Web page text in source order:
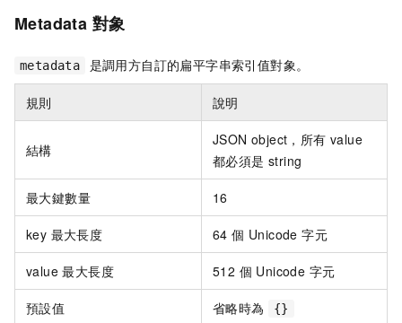
Metadata 對象
metadata 是調用方自訂的扁平字串索引值對象。
規則 說明
結構
JSON object，所有 value
都必須是 string
最大鍵數量 16
key 最大長度 64 個 Unicode 字元
value 最大長度 512 個 Unicode 字元
預設值 省略時為 {}